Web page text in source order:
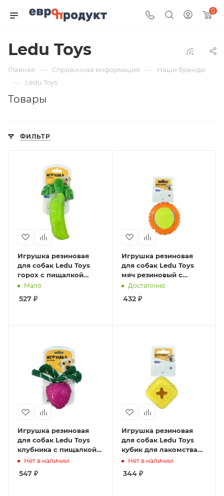
0
Ledu Toys
Главная — Справочная информация — Наши бренды
— Ledu Toys
Товары
ФИЛЬТР
Игрушка резиновая
для собак Ledu Toys
горох с пищалкой
20,5x11x4,2
Мало
527 ₽
Игрушка резиновая
для собак Ledu Toys
мяч резиновый с
теннисным мячом
Достаточно
432₽
Игрушка резиновая
для собак Ledu Toys
клубника с пищалкой
15x8x8
Нет в наличии
547 ₽
Игрушка резиновая
для собак Ledu Toys
кубик для лакомства
7смНет в наличии
344₽